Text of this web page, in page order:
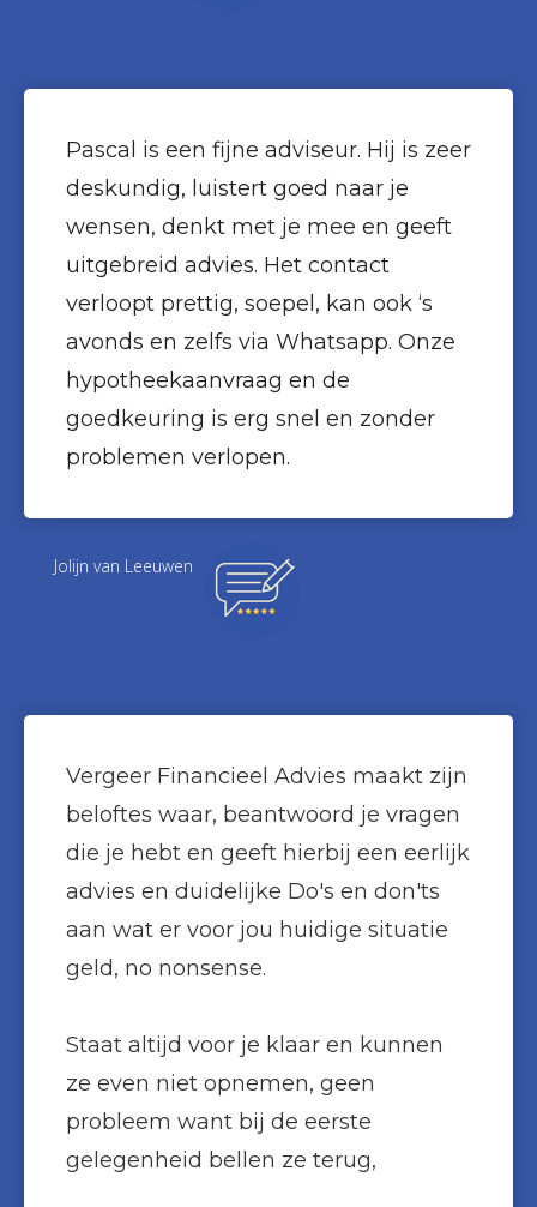
Pascal is een fijne adviseur. Hij is zeer
deskundig, luistert goed naar je
wensen, denkt met je mee en geeft
uitgebreid advies. Het contact
verloopt prettig, soepel, kan ook ‘s
avonds en zelfs via Whatsapp. Onze
hypotheekaanvraag en de
goedkeuring is erg snel en zonder
problemen verlopen.
Jolijn van Leeuwen
Vergeer Financieel Advies maakt zijn
beloftes waar, beantwoord je vragen
die je hebt en geeft hierbij een eerlijk
advies en duidelijke Do's en don'ts
aan wat er voor jou huidige situatie
geld, no nonsense.
Staat altijd voor je klaar en kunnen
ze even niet opnemen, geen
probleem want bij de eerste
gelegenheid bellen ze terug,